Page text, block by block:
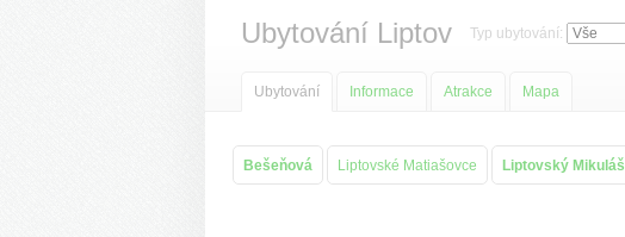
Ubytování Liptov Typ ubytování:
Ubytování Informace Atrakce Mapa
Bešeňová Liptovské Matiašovce Liptovský Mikuláš